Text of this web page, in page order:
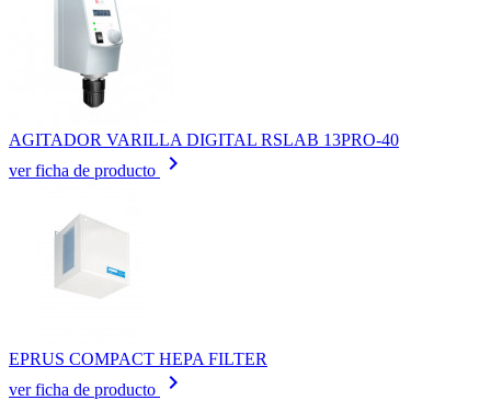
AGITADOR VARILLA DIGITAL RSLAB 13PRO-40
ver ficha de producto
keyboard_arrow_right
EPRUS COMPACT HEPA FILTER
ver ficha de producto
keyboard_arrow_right